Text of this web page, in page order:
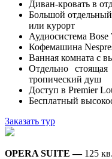
Диван-кровать в
Большой
или курорт
Аудиосистема Bose
Кофемашина
Ванная комната с
Отдельно
тропический душ
Доступ в Premier
Бесплатный
Заказать тур
OPERA SUITE — 125